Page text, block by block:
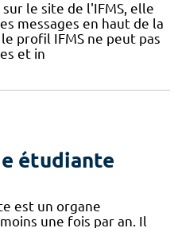
le site de l'IFMS, elle
messages en haut de la
profil IFMS ne peut pas
et in
étudiante
est un organe
une fois par an. Il